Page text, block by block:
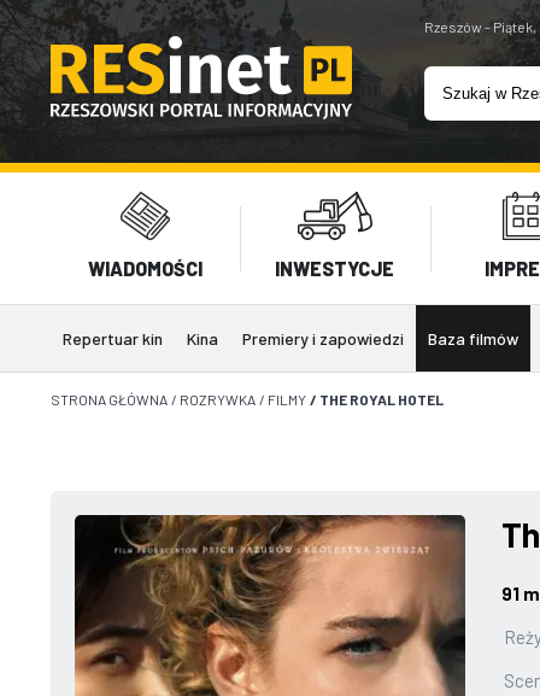
Rzeszów -
WIADOMOŚCI INWESTYCJE
Repertuar kin Kina Premiery i zapowiedzi Baza filmów
STRONA GŁÓWNA / ROZRYWKA / FILMY / THE ROYAL HOTEL
91